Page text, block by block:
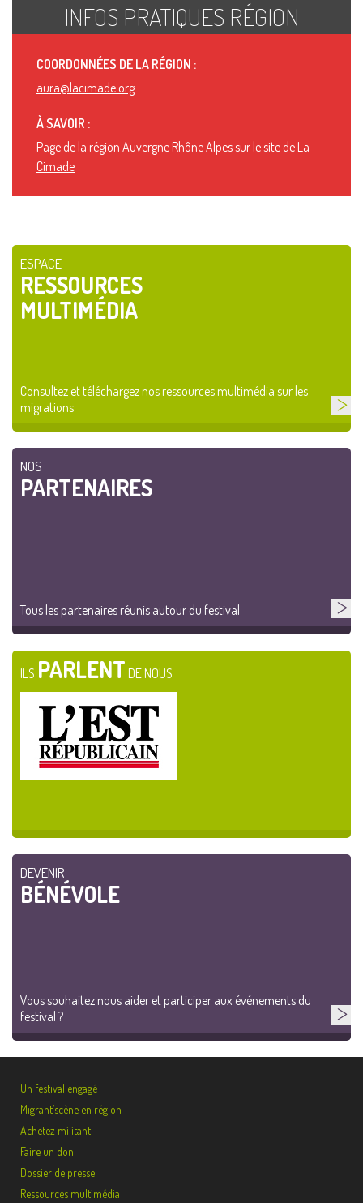
INFOS PRATIQUES RÉGION
COORDONNÉES DE LA RÉGION :
aura@lacimade.org
À SAVOIR :
Page de la région Auvergne Rhône Alpes sur le site de La
Cimade
ESPACE
RESSOURCES
MULTIMÉDIA
Consultez et téléchargez nos ressources multimédia sur les
migrations
NOS
PARTENAIRES
Tous les partenaires réunis autour du festival
ILS PARLENT DE NOUS
DEVENIR
BÉNÉVOLE
Vous souhaitez nous aider et participer aux événements du
festival ?
Un festival engagé
Migrant’scène en région
Achetez militant
Faire un don
Dossier de presse
Ressources multimédia